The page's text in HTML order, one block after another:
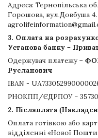
Адреса: Тернопільська
Горошова, вул.Довбуша 4.
3. Оплата на
Установа банку –
Одержувач платежу –
Русланович
IBAN -
РНОКПП/ЄДРПОУ -
2. Післяплата
Оплата готівкою або
відділенні «Нової